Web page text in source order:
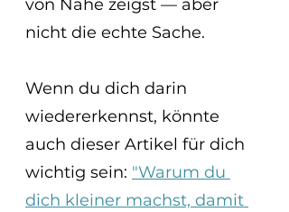
von Nähe zeigst — aber
nicht die echte Sache.
Wenn du dich darin
wiedererkennst, könnte
auch dieser Artikel für dich
wichtig sein: "Warum du
dich kleiner machst, damit